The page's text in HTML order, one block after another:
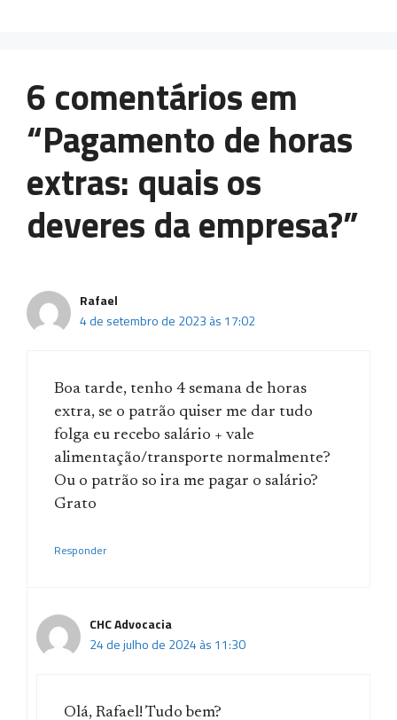
6 comentários em
“Pagamento de horas
extras: quais os
deveres da empresa?”
Rafael
4 de setembro de 2023 às 17:02
Boa tarde, tenho 4 semana de horas
extra, se o patrão quiser me dar tudo
folga eu recebo salário + vale
alimentação/transporte normalmente?
Ou o patrão so ira me pagar o salário?
Grato
Responder
CHC Advocacia
24 de julho de 2024 às 11:30
Olá, Rafael! Tudo bem?